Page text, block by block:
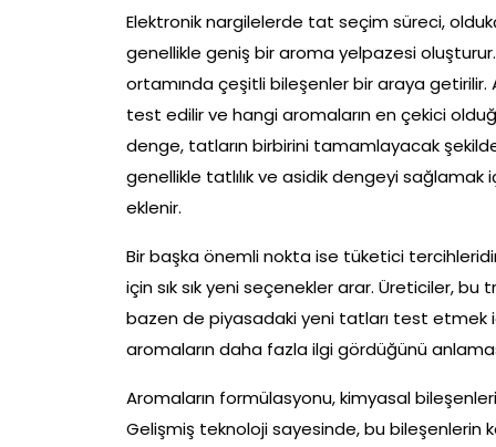
Elektronik nargilelerde tat seçim süreci,
genellikle geniş bir aroma yelpazesi
ortamında çeşitli bileşenler bir araya getirilir.
test edilir ve hangi aromaların en çekici
denge, tatların birbirini tamamlayacak
genellikle tatlılık ve asidik dengeyi sağlamak
eklenir.
Bir başka önemli nokta ise tüketici
için sık sık yeni seçenekler arar. Üreticiler,
bazen de piyasadaki yeni tatları test etmek
aromaların daha fazla ilgi gördüğünü
Aromaların formülasyonu, kimyasal
Gelişmiş teknoloji sayesinde, bu bileşenlerin